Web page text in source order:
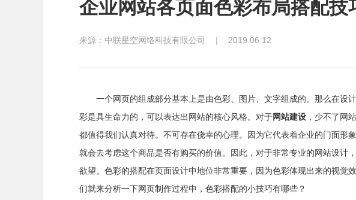
企业网站各页面色彩布局搭配技
来源： 中联星空网络科技有限公司 | 2019.06.12
一个网页的组成部分基本上是由色彩、图片、文字组成的。那么在设
彩是具生命力的，可以表达出网站的核心风格。对于网站建设 ，少不了网
都值得我们认真对待。不可存在侥幸的心理。因为它代表着企业的门面形
就会去考虑这个商品是否有购买的价值。因此，对于非常专业的网站设计
欲望。色彩的搭配在页面设计中地位非常重要，因为色彩体现出来的视觉
们就来分析一下网页制作过程中，色彩搭配的小技巧有哪些？